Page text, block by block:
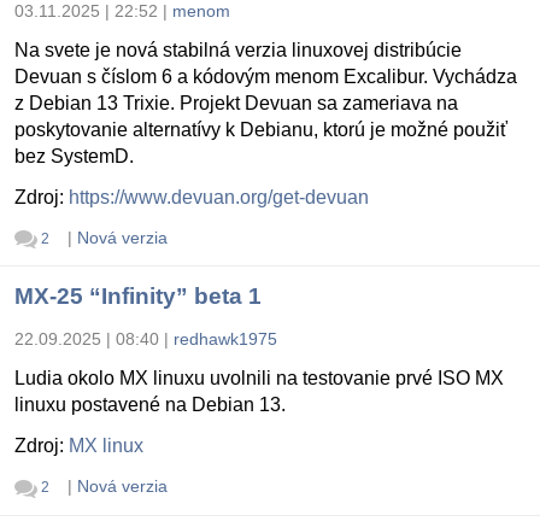
03.11.2025 | 22:52 | menom
Na svete je nová stabilná verzia linuxovej distribúcie
Devuan s číslom 6 a kódovým menom Excalibur. Vychádza
z Debian 13 Trixie. Projekt Devuan sa zameriava na
poskytovanie alternatívy k Debianu, ktorú je možné použiť
bez SystemD.
Zdroj: https://www.devuan.org/get-devuan
2 | Nová verzia
MX-25 “Infinity” beta 1
22.09.2025 | 08:40 | redhawk1975
Ludia okolo MX linuxu uvolnili na testovanie prvé ISO MX
linuxu postavené na Debian 13.
Zdroj: MX linux
2 | Nová verzia